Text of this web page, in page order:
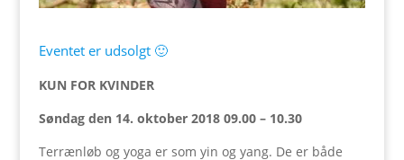
Eventet er udsolgt 🙂
KUN FOR KVINDER
Søndag den 14. oktober 2018 09.00 – 10.30
Terrænløb og yoga er som yin og yang. De er både